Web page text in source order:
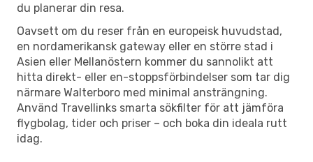
du planerar din resa.
Oavsett om du reser från en europeisk huvudstad,
en nordamerikansk gateway eller en större stad i
Asien eller Mellanöstern kommer du sannolikt att
hitta direkt- eller en-stoppsförbindelser som tar dig
närmare Walterboro med minimal ansträngning.
Använd Travellinks smarta sökfilter för att jämföra
flygbolag, tider och priser – och boka din ideala rutt
idag.